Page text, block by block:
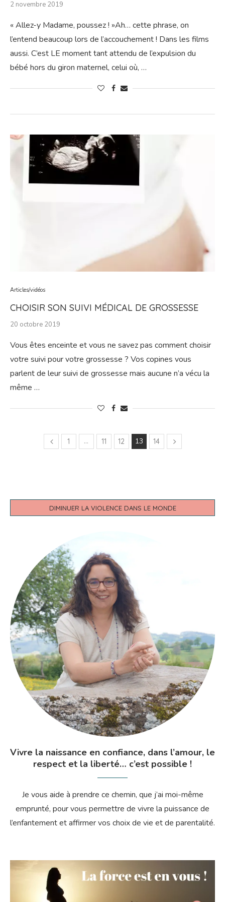
2 novembre 2019
« Allez-y Madame, poussez ! »Ah… cette phrase, on
l’entend beaucoup lors de l’accouchement ! Dans les films
aussi. C’est LE moment tant attendu de l’expulsion du
bébé hors du giron maternel, celui où, …
Articles/vidéos
CHOISIR SON SUIVI MÉDICAL DE GROSSESSE
20 octobre 2019
Vous êtes enceinte et vous ne savez pas comment choisir
votre suivi pour votre grossesse ? Vos copines vous
parlent de leur suivi de grossesse mais aucune n’a vécu la
même …
1 … 11 12 13 14
DIMINUER LA VIOLENCE DANS LE MONDE
Vivre la naissance en confiance, dans l’amour, le
respect et la liberté… c’est possible !
Je vous aide à prendre ce chemin, que j’ai moi-même
emprunté, pour vous permettre de vivre la puissance de
l’enfantement et affirmer vos choix de vie et de parentalité.